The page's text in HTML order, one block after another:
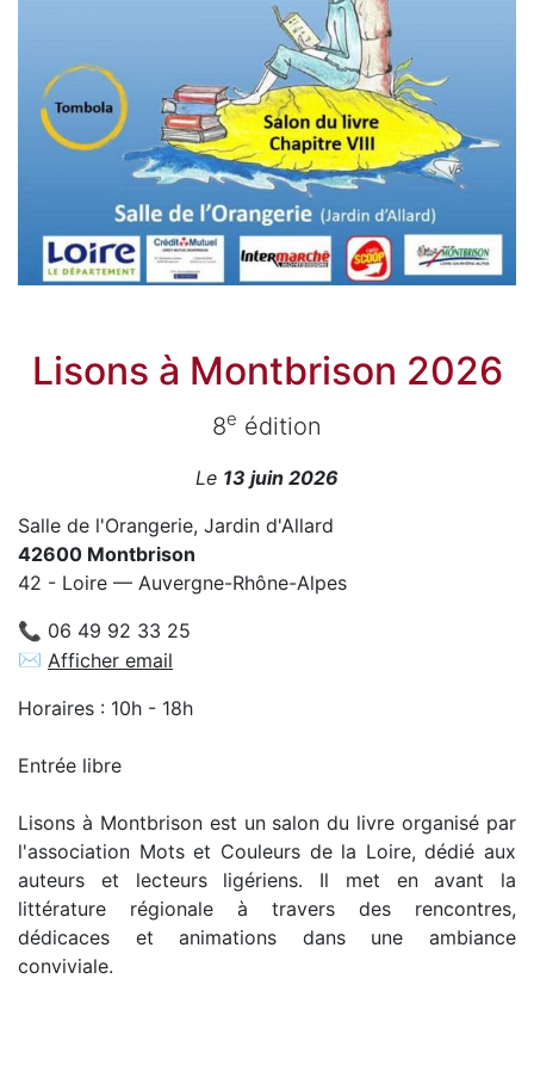
Lisons à Montbrison 2026
8e édition
Le 13 juin 2026
Salle de l'Orangerie, Jardin d'Allard
42600 Montbrison
42 - Loire — Auvergne-Rhône-Alpes
📞 06 49 92 33 25
✉ Afficher email
Horaires : 10h - 18h
Entrée libre
Lisons à Montbrison est un salon du livre organisé par
l'association Mots et Couleurs de la Loire, dédié aux
auteurs et lecteurs ligériens. Il met en avant la
littérature régionale à travers des rencontres,
dédicaces et animations dans une ambiance
conviviale.